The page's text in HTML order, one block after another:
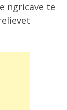
ngricave të